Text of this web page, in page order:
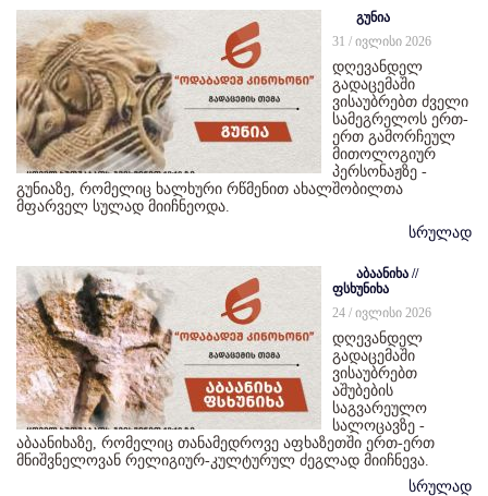
გუნია
31 / ივლისი 2026
დღევანდელ
გადაცემაში
ვისაუბრებთ ძველი
სამეგრელოს ერთ-
ერთ გამორჩეულ
მითოლოგიურ
პერსონაჟზე -
გუნიაზე, რომელიც ხალხური რწმენით ახალშობილთა
მფარველ სულად მიიჩნეოდა.
სრულად
აბაანიხა //
ფსხუნიხა
24 / ივლისი 2026
დღევანდელ
გადაცემაში
ვისაუბრებთ
აშუბების
საგვარეულო
სალოცავზე -
აბაანიხაზე, რომელიც თანამედროვე აფხაზეთში ერთ-ერთ
მნიშვნელოვან რელიგიურ-კულტურულ ძეგლად მიიჩნევა.
სრულად